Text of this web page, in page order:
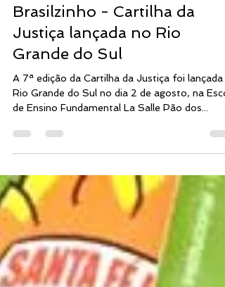
Marcos Vaz
17 de jul. de 2017
2 min de leitura
Brasilzinho - Cartilha da
Grande do Sul
A 7ª edição da Cartilha da Justiça foi lançada
Rio Grande do Sul no dia 2 de agosto, na